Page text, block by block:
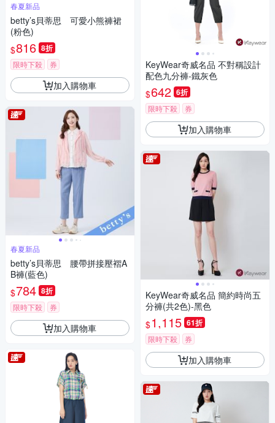
春夏新品
betty’s貝蒂思 可愛小熊褲裙
(粉色)
$816 8折
限時下殺 券
加入購物車
春夏新品
betty’s貝蒂思 腰帶拼接壓褶A
B褲(藍色)
$784 8折
限時下殺 券
加入購物車
KeyWear奇威名品 不對稱設計
配色九分褲-鐵灰色
$642 6折
限時下殺 券
加入購物車
KeyWear奇威名品 簡約時尚五
分褲(共2色)-黑色
$1,115 61折
限時下殺 券
加入購物車